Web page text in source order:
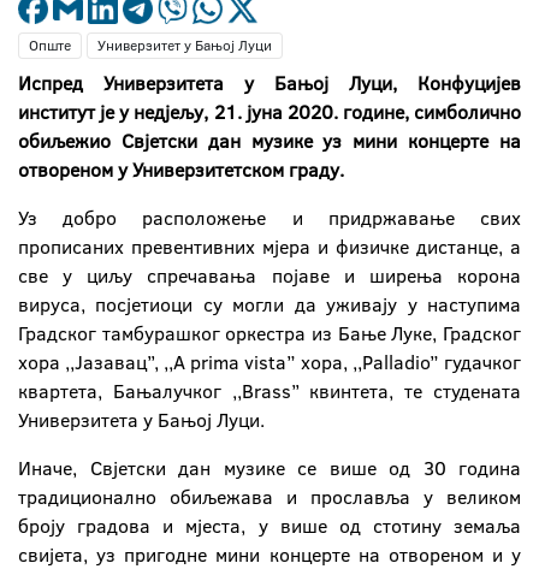
Опште Универзитет у Бањој Луци
Испред Универзитета у Бањој Луци, Конфуцијев
институт је у недјељу, 21. јуна 2020. године, симболично
обиљежио Свјетски дан музике уз мини концерте на
отвореном у Универзитетском граду.
Уз добро расположење и придржавање свих
прописаних превентивних мјера и физичке дистанце, а
све у циљу спречавања појаве и ширења корона
вируса, посјетиоци су могли да уживају у наступима
Градског тамбурашког оркестра из Бање Луке, Градског
хора ,,Јазавац’’, ,,A prima vista” хора, ,,Palladio” гудачког
квартета, Бањалучког ,,Brass’’ квинтета, те студената
Универзитета у Бањој Луци.
Иначе, Свјетски дан музике се више од 30 година
традиционално обиљежава и прославља у великом
броју градова и мјеста, у више од стотину земаља
свијета, уз пригодне мини концерте на отвореном и у